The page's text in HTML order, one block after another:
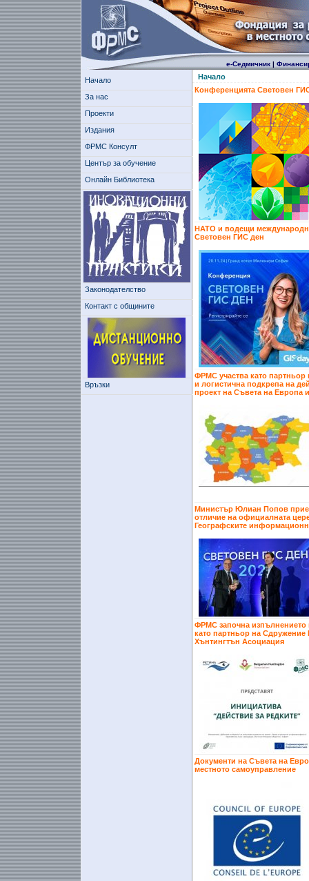
е-Седмичник|
Начало
За нас
Проекти
Издания
ФРМС Консулт
Център за обучение
Онлайн Библиотека
Законодателство
Контакт с общините
Връзки
Начало
Конференцията Световен
НАТО и водещи
Световен ГИС ден
ФРМС участва като партньор
и логистична подкрепа на
проект на Съвета на Европа
Министър Юлиан Попов
отличие на официалната
Географските
ФРМС започна изпълнението
като партньор на Сдружение
Хънтингтън Асоциация
Документи на Съвета на
местното самоуправление